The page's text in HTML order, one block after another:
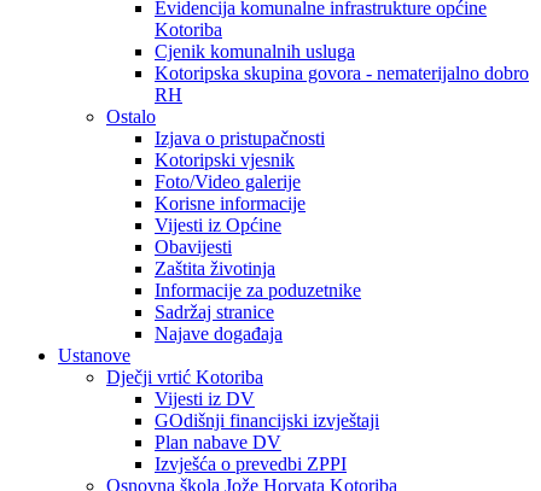
Evidencija komunalne infrastrukture općine
Kotoriba
Cjenik komunalnih usluga
Kotoripska skupina govora - nematerijalno dobro
RH
Ostalo
Izjava o pristupačnosti
Kotoripski vjesnik
Foto/Video galerije
Korisne informacije
Vijesti iz Općine
Obavijesti
Zaštita životinja
Informacije za poduzetnike
Sadržaj stranice
Najave događaja
Ustanove
Dječji vrtić Kotoriba
Vijesti iz DV
GOdišnji financijski izvještaji
Plan nabave DV
Izvješća o prevedbi ZPPI
Osnovna škola Jože Horvata Kotoriba